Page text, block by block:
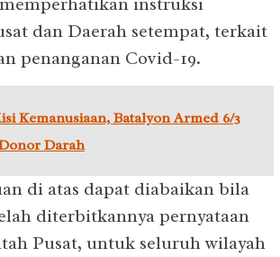
dan Daerah setempat, terkait
penanganan Covid-19.
Kemanusiaan, Batalyon Armed 6/3
Darah
di atas dapat diabaikan bila
diterbitkannya pernyataan
Pusat, untuk seluruh wilayah